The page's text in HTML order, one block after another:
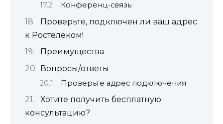
Конференц-связь
Проверьте, подключен ли ваш адрес
к Ростелеком!
Преимущества
Вопросы/ответы
Проверьте адрес подключения
Хотите получить бесплатную
консультацию?